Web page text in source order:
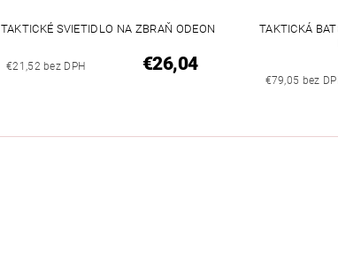
TAKTICKÉ SVIETIDLO NA ZBRAŇ ODEON
€21,52 bez DPH €26,04
TAKTICKÁ
€79,05 bez